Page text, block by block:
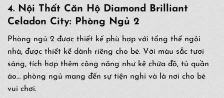
4. Nội Thất Căn Hộ Diamond Brilliant
Celadon City: Phòng Ngủ 2
Phòng ngủ 2 được thiết kế phù hợp với tổng thể ngôi
nhà, được thiết kế dành riêng cho bé. Với màu sắc tươi
sáng, tích hợp thêm công năng như kệ chứa đồ, tủ quần
áo… phòng ngủ mang đến sự tiện nghi và là nơi cho bé
vui chơi.